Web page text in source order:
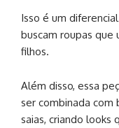
Isso é um
buscam roupas que
filhos.
Além disso, essa
ser combinada com
saias, criando looks